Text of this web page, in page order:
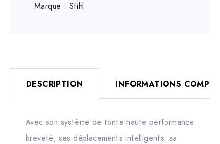
Marque : Stihl
DESCRIPTION INFORMATIONS
Avec son système de tonte haute performance
breveté, ses déplacements intelligents, sa